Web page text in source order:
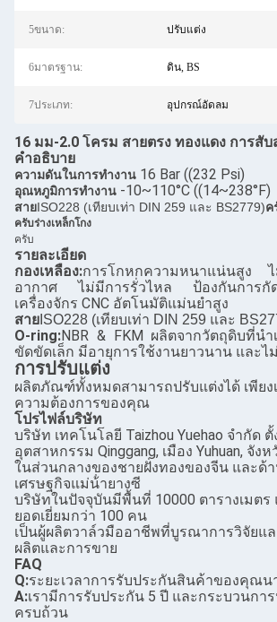
5ขนาด: ปรับแต่ง
6มาตรฐาน: ดิน, BS
7ประเภท: อุปกรณ์อัดลม
16 มม-2.0 โครม สายตรง ทองแดง การสั
คําอธิบาย
ความดันในการทํางาน 16 Bar ((232 Psi)
อุณหภูมิการทํางาน -10~110°C ((14~238°F)
สายISO228 (เทียบเท่า DIN 259 และ BS2779)ค
ครับร่างเหล็กโกง
ครับ
รายละเอียด
กองเหลือง:การโกหกความหนาแน่นสูง
อากาศ ไม่มีการรั่วไหล ป้องกันการ
เครื่องจักร CNC อัตโนมัติแม่นยําสูง
สาย ISO228 (เทียบเท่า DIN 259 และ
O-ring:NBR & FKM ผลิตจากวัตถุดิบที่นํ
ขัดขัดเล็ก มีอายุการใช้งานยาวนาน และไ
การปรับแต่ง
ผลิตภัณฑ์ทั้งหมดสามารถปรับแต่งได้ เพียง
ความต้องการของคุณ
โปรไฟล์บริษัท
บริษัท เทคโนโลยี Taizhou Yuehao จํากัด ตั้
อุตสาหกรรม Qinggang, เมือง Yuhuan, จังห
ในส่วนกลางของชายฝั่งทองของจีน และด้
เศรษฐกิจแม่น้ํายางซี
บริษัทในปัจจุบันมีพื้นที่ 10000 ตารางเมต
ยอดเยี่ยมกว่า 100 คน
เป็นผู้ผลิตวาล์วมืออาชีพที่บูรณาการวิจัยแ
ผลิตและการขาย
FAQ
Q:ระยะเวลาการรับประกันสินค้าของคุณ
A:เรามีการรับประกัน 5 ปี และกระบวนกา
ครบถ้วน